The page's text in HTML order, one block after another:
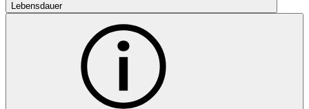
Lebensdauer